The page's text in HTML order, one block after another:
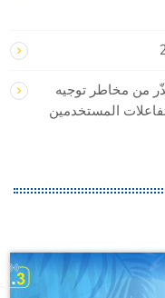
من مخاطر توجيه
المستخدمين